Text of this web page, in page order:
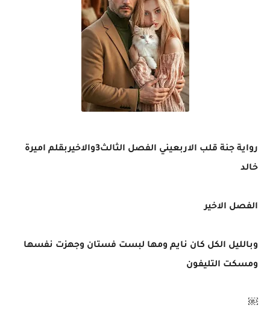
رواية جنة قلب الاربعيني الفصل الثالث3والاخيربقلم اميرة
خالد
الفصل الاخير
وبالليل الكل كان نايم ومها لبست فستان وجهزت نفسها
ومسكت التليفون
￼